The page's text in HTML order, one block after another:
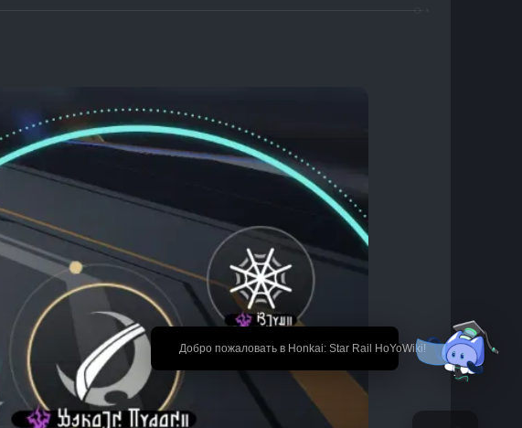
🎉 Добро пожаловать в Honkai: Star Rail HoYoWiki!